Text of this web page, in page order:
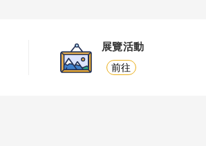
展覽活動
前往